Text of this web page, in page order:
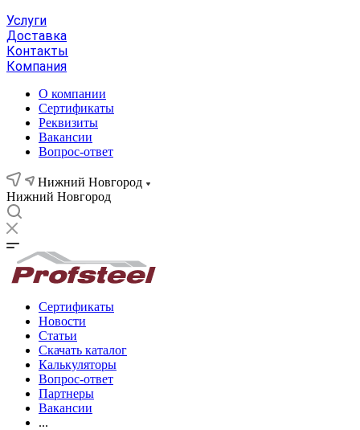
Услуги
Доставка
Контакты
Компания
О компании
Сертификаты
Реквизиты
Вакансии
Вопрос-ответ
Нижний Новгород
Нижний Новгород
Сертификаты
Новости
Статьи
Скачать каталог
Калькуляторы
Вопрос-ответ
Партнеры
Вакансии
...